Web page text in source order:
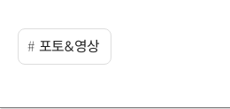
포토&영상